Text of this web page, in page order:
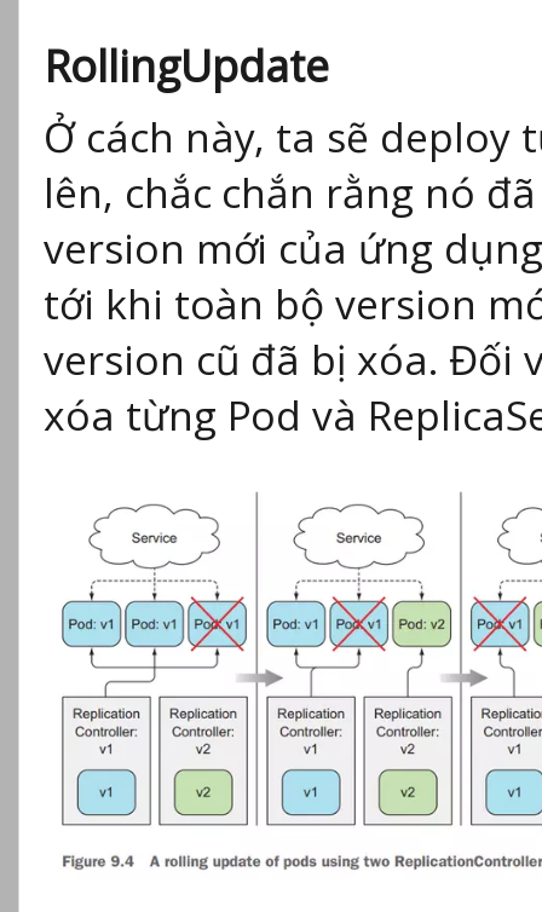
RollingUpdate
Ở cách này, ta sẽ
lên, chắc chắn rằng nó
version mới của ứng
tới khi toàn bộ version
version cũ đã bị xóa. Đối
xóa từng Pod và